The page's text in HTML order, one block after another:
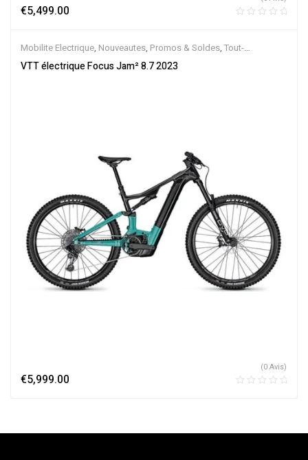
€5,499.00
Mobilite Electrique, Nouveautes, Promos & Soldes, Tout-
Suspendus,Vélo électrique ville ,Velos Electriques
VTT électrique Focus Jam² 8.7 2023
€5,999.00
(0 Avis)